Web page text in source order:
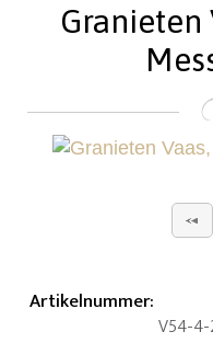
Granieten
Artikelnummer:
V54-4-